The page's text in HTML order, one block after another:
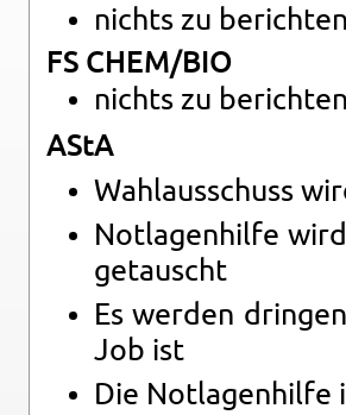
nichts zu be­rich­ten
FS CHEM/BIO
nichts zu be­rich­ten
AStA
Wahl­aus­schuss
Not­la­gen­hil­fe
ge­tauscht
Es wer­den
Job ist
Die Not­la­gen­hil­fe